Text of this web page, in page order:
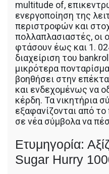
multitude of,
ενεργοποίηση της
περιστροφών και
πολλαπλασιαστές, οι
φτάσουν έως και 1.
διαχείριση του
μικρότερα
βοηθήσει στην
και ενδεχομένως να
κέρδη. Τα νικητήρια
εξαφανίζονται από
σε νέα σύμβολα να
Ετυμηγορία:
Sugar Hurry